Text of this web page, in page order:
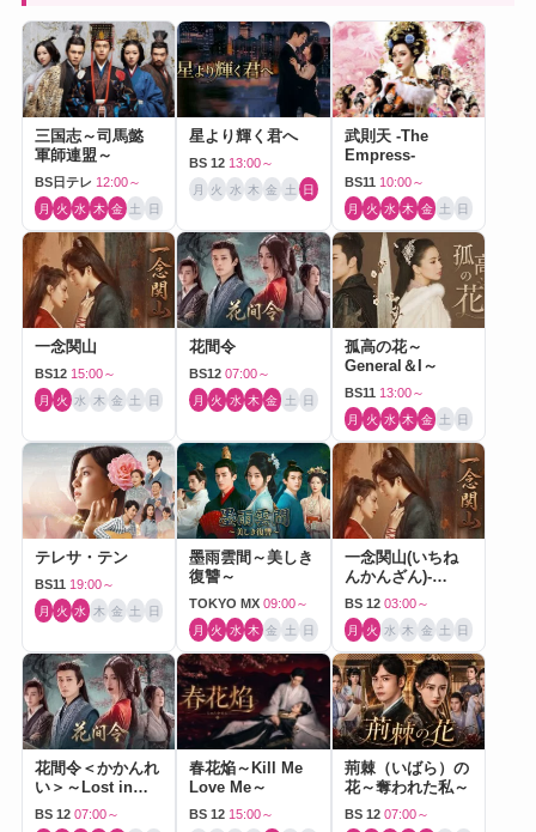
三国志～司馬懿
軍師連盟～
BS日テレ 12:00～
月 火 水 木 金 土 日
星より輝く君へ
BS 12 13:00～
月 火 水 木 金 土 日
武則天 -The
Empress-
BS11 10:00～
月 火 水 木 金 土 日
一念関山
BS12 15:00～
月 火 水 木 金 土 日
花間令
BS12 07:00～
月 火 水 木 金 土 日
孤高の花～
General＆I～
BS11 13:00～
月 火 水 木 金 土 日
テレサ・テン
BS11 19:00～
月 火 水 木 金 土 日
墨雨雲間～美しき
復讐～
TOKYO MX 09:00～
月 火 水 木 金 土 日
一念関山(いちね
んかんざん)-
Journey to Love-
BS 12 03:00～
月 火 水 木 金 土 日
花間令＜かかんれ
い＞～Lost in
Love～
BS 12 07:00～
春花焔～Kill Me
Love Me～
BS 12 15:00～
荊棘（いばら）の
花～奪われた私～
BS 12 07:00～